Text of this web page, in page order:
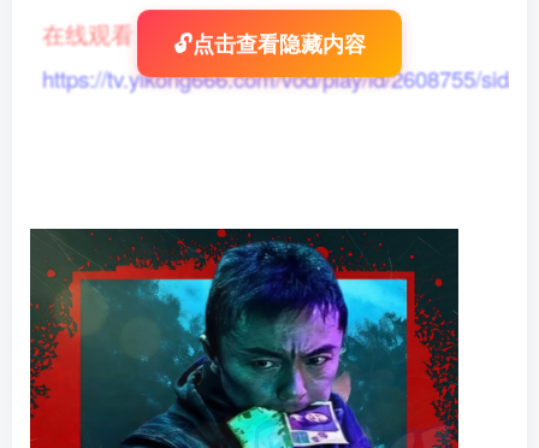
在线观看
https://tv.yikong666.com/vod/play/id/2608755/sid/
🔓点击查看隐藏内容